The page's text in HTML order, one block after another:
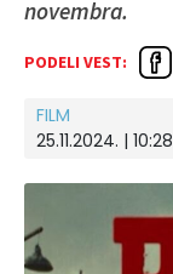
novembra.
PODELI VEST:
FILM
25.11.2024. | 10:28